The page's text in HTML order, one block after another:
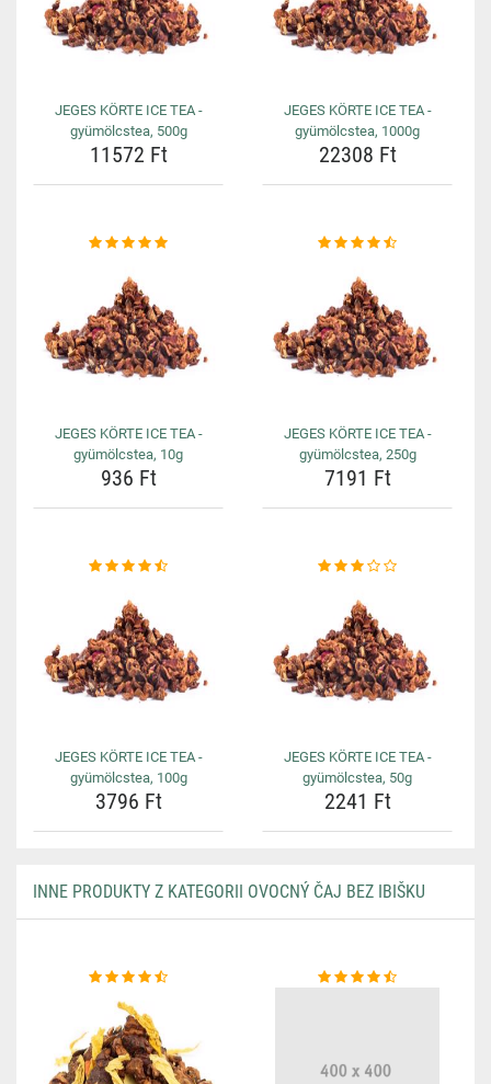
JEGES KÖRTE ICE TEA -
gyümölcstea, 500g
11572 Ft
JEGES KÖRTE ICE TEA -
gyümölcstea, 1000g
22308 Ft
JEGES KÖRTE ICE TEA -
gyümölcstea, 10g
936 Ft
JEGES KÖRTE ICE TEA -
gyümölcstea, 250g
7191 Ft
JEGES KÖRTE ICE TEA -
gyümölcstea, 100g
3796 Ft
JEGES KÖRTE ICE TEA -
gyümölcstea, 50g
2241 Ft
INNE PRODUKTY Z KATEGORII OVOCNÝ ČAJ BEZ IBIŠKU